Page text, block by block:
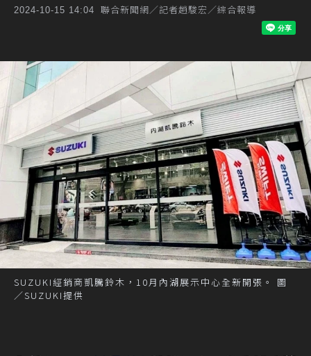
2024-10-15 14:04 聯合新聞網／記者趙駿宏／綜合報導
SUZUKI經銷商凱騰鈴木，10月內湖展示中心全新開張。 圖
／SUZUKI提供